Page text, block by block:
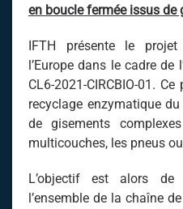
en boucle fermée issus de
IFTH présente le
l’Europe dans le cadre de
CL6-2021-CIRCBIO-01.
recyclage enzymatique
de gisements
multicouches, les pneus
L’objectif est alors de
l’ensemble de la chaîne